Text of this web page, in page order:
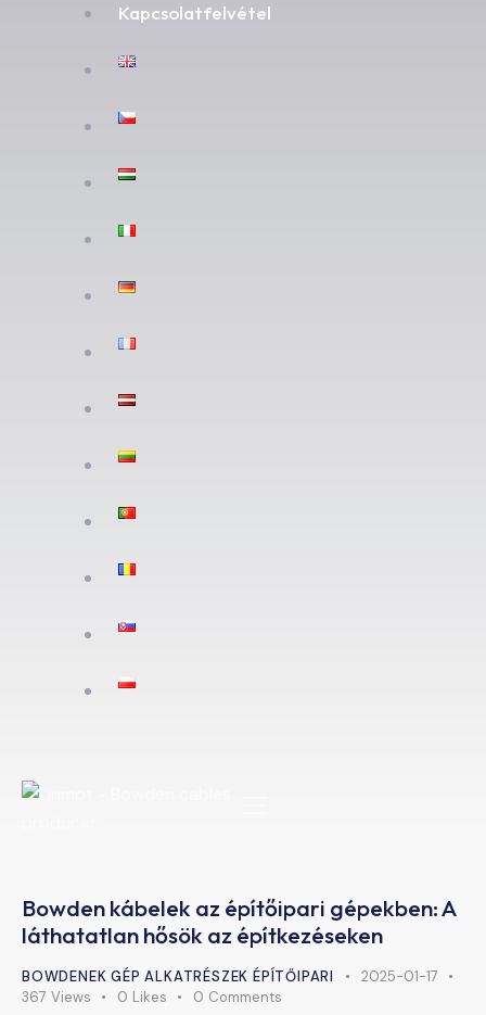
Kapcsolatfelvétel
Bowden kábelek az építőipari gépekben: A
láthatatlan hősök az építkezéseken
BOWDENEK GÉP ALKATRÉSZEK ÉPÍTŐIPARI
2025-01-17
367 Views 0 Likes 0 Comments